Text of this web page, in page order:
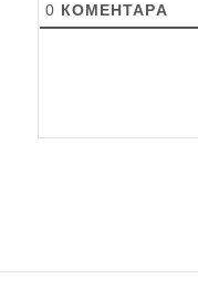
0 КОМЕНТАРA